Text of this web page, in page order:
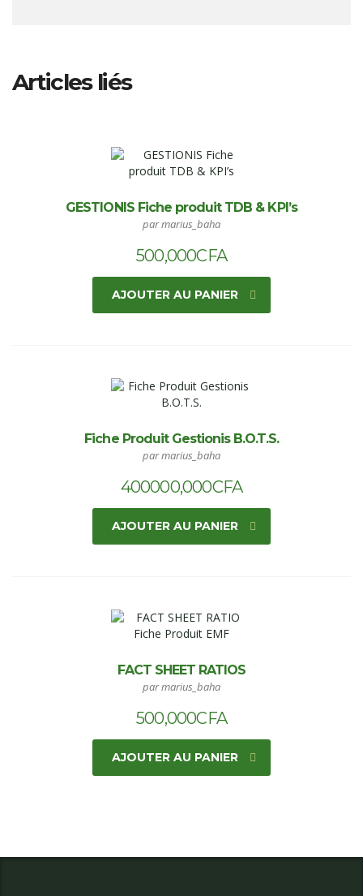
Articles liés
GESTIONIS Fiche produit TDB & KPI’s
par marius_baha
500,000CFA
AJOUTER AU PANIER
Fiche Produit Gestionis B.O.T.S.
par marius_baha
400000,000CFA
AJOUTER AU PANIER
FACT SHEET RATIOS
par marius_baha
500,000CFA
AJOUTER AU PANIER